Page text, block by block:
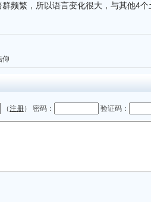
频繁，所以语言变化很大，与其他4个
仰
（注册） 密码： 验证码：